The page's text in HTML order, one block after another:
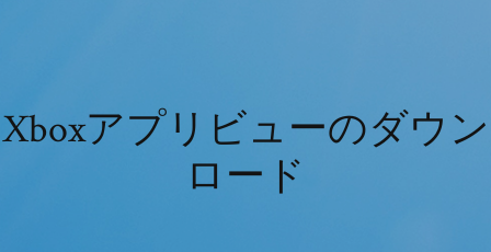
Xboxアプリビューのダウン
ロード